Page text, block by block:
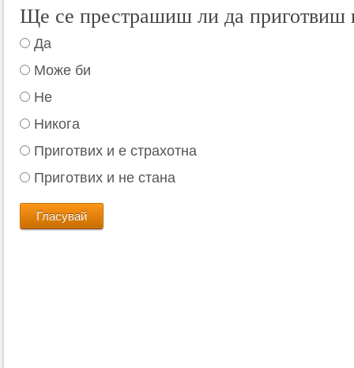
Ще се престрашиш ли да приготвиш
Да
Може би
Не
Никога
Приготвих и е страхотна
Приготвих и не стана
Гласувай